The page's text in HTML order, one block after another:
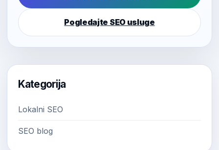
Pogledajte SEO usluge
Kategorija
Lokalni SEO
SEO blog